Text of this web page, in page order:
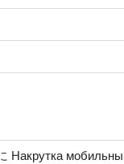
Накрутка